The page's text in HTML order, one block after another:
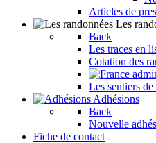
Articles de
Les
Back
Les traces en
Cotation des
Les sentiers
Adhésions
Back
Nouvelle
Fiche de contact